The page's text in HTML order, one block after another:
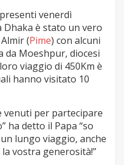
venerdì
è stato un vero
(Pime) con alcuni
da Moeshpur, diocesi
viaggio di 450Km è
hanno visitato 10
venuti per partecipare
ha detto il Papa “so
lungo viaggio, anche
vostra generosità!”